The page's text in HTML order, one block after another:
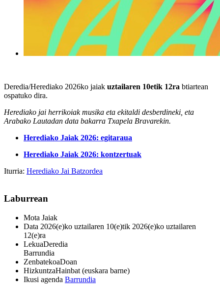
Deredia/Herediako 2026ko jaiak uztailaren 10etik 12ra btiartean
ospatuko dira.
Herediako jai herrikoiak musika eta ekitaldi desberdineki, eta
Arabako Lautadan data bakarra Txapela Bravarekin.
Herediako Jaiak 2026: egitaraua
Herediako Jaiak 2026: kontzertuak
Iturria: Herediako Jai Batzordea
Laburrean
Mota Jaiak
Data 2026(e)ko uztailaren 10(e)tik 2026(e)ko uztailaren
12(e)ra
LekuaDeredia
Barrundia
ZenbatekoaDoan
HizkuntzaHainbat (euskara barne)
Ikusi agenda Barrundia